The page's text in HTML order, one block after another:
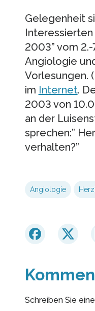
Gelegenheit
2003” vom
Angiologie
Vorlesungen.
im Internet.
2003 von
an der
sprechen:”
verhalten?”
Angiologie
Schreiben Sie